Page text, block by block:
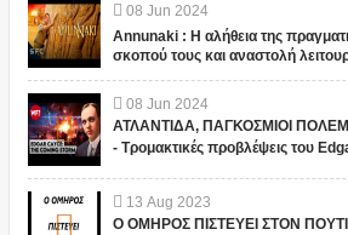
08 Jun 2024
Annunaki : Η αλήθεια της
σκοπού τους και αναστολή
08 Jun 2024
ΑΤΛΑΝΤΙΔΑ, ΠΑΓΚΟΣΜΙΟΙ
- Τρομακτικές προβλέψεις του
13 Aug 2023
Ο ΟΜΗΡΟΣ ΠΙΣΤΕΥΕΙ ΣΤΟΝ